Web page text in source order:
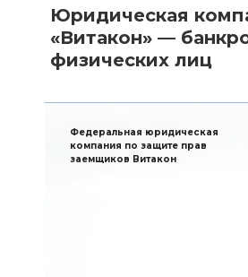
Юридическая
«Витакон» —
физических лиц
Федеральная юридическая
компания по защите прав
заемщиков Витакон